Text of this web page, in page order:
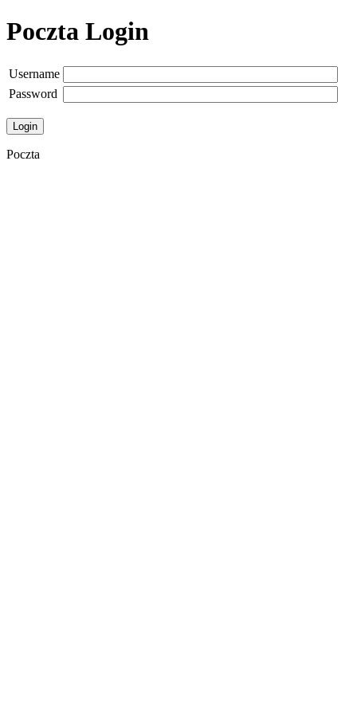
Poczta Login
Username
Password
Login
Poczta